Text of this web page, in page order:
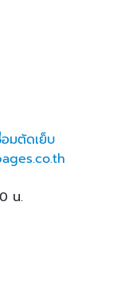
อมตัดเย็บ
น.